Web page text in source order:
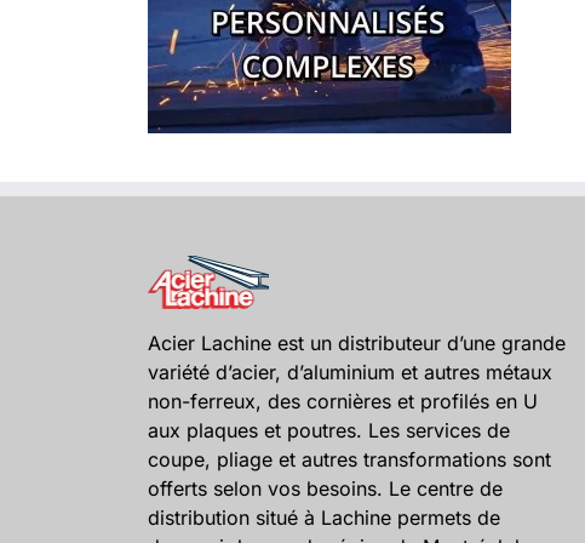
Acier Lachine est un distributeur d’une grande
variété d’acier, d’aluminium et autres métaux
non-ferreux, des cornières et profilés en U
aux plaques et poutres. Les services de
coupe, pliage et autres transformations sont
offerts selon vos besoins. Le centre de
distribution situé à Lachine permets de